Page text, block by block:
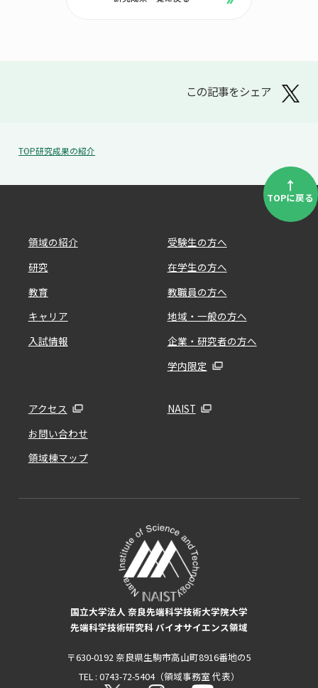
この記事をシェア
TOP研究成果の紹介
↑
TOPに戻る
領域の紹介
研究
教育
キャリア
入試情報
受験生の方へ
在学生の方へ
教職員の方へ
地域・一般の方へ
企業・研究者の方へ
学内限定
アクセス
お問い合わせ
領域棟マップ
NAIST
国立大学法人 奈良先端科学技術大学院大学
先端科学技術研究科 バイオサイエンス領域
〒630-0192 奈良県生駒市高山町8916番地の5
TEL : 0743-72-5404（領域事務室 代表）